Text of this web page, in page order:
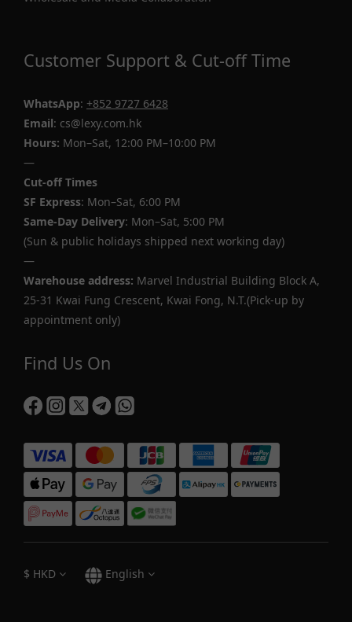
Customer Support & Cut-off Time
WhatsApp: +852 9727 6428
Email: cs@lexy.com.hk
Hours: Mon–Sat, 12:00 PM–10:00 PM
—
Cut-off Times
SF Express: Mon–Sat, 6:00 PM
Same-Day Delivery: Mon–Sat, 5:00 PM
(Sun & public holidays shipped next working day)
—
Warehouse address: Marvel Industrial Building Block A,
25-31 Kwai Fung Crescent, Kwai Fong, N.T.(Pick-up by
appointment only)
Find Us On
$ HKD English